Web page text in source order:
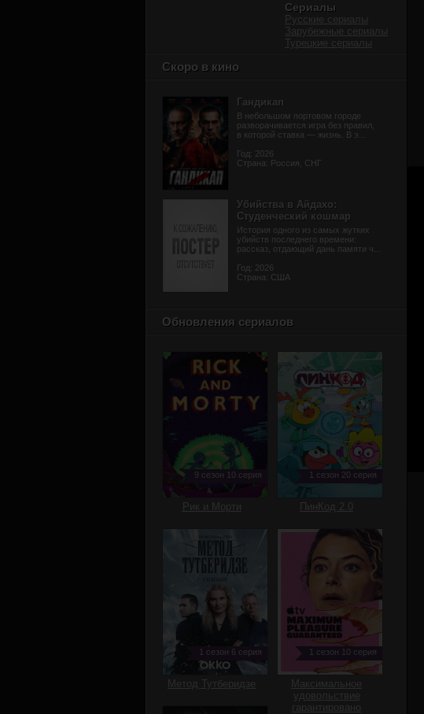
Сериалы
Русские сериалы
Зарубежные сериалы
Турецкие сериалы
Скоро в кино
Гандикап
В небольшом портовом городе
разворачивается игра без правил,
в которой ставка — жизнь. В э...
Год: 2026
Страна: Россия, СНГ
Убийства в Айдахо:
Студенческий кошмар
История одного из самых жутких
убийств последнего времени:
рассказ, отдающий дань памяти ч...
Год: 2026
Страна: США
Обновления сериалов
9 сезон 10 серия
Рик и Морти
1 сезон 20 серия
ПинКод 2.0
1 сезон 6 серия
Метод Тутберидзе
1 сезон 10 серия
Максимальное
удовольствие
гарантировано